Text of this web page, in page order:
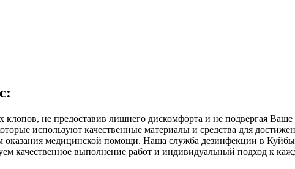
не предоставив лишнего дискомфорта и не подвергая Ваше
используют качественные материалы и средства для
медицинской помощи. Наша служба дезинфекции в
качественное выполнение работ и индивидуальный подход к